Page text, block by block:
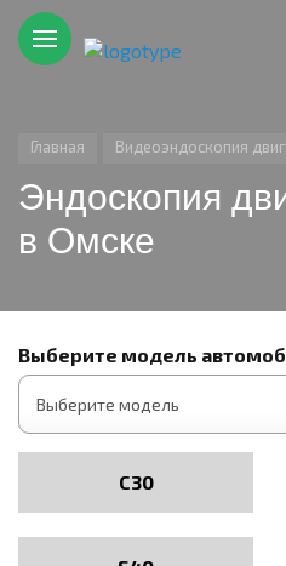
Главная Видеоэндоскопия
Эндоскопия
в Омске
Выберите модель
C30